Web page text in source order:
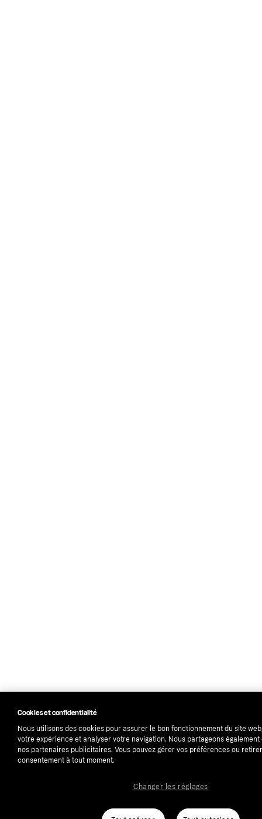
Cookies et confidentialité
Nous utilisons des cookies pour assurer le bon fonctionnement du site
votre expérience et analyser votre navigation. Nous partageons également
nos partenaires publicitaires. Vous pouvez gérer vos préférences ou
consentement à tout moment.
Changer les réglages